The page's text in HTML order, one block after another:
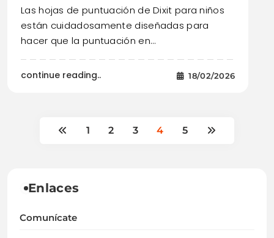
Las hojas de puntuación de Dixit para niños
están cuidadosamente diseñadas para
hacer que la puntuación en…
continue reading.. 18/02/2026
1 2 3 4 5
Enlaces
Comunícate